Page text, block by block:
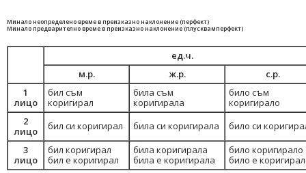
Минало неопределено време в преизказно наклонение (перфект)
Минало предварително време в преизказно наклонение (плусквамперфект)
ед.ч.
м.р.
ж.р.
с.р.
1
лицо
бил съм
коригирал
била съм
коригирала
било съм
коригирало
2
лицо
бил си коригирал била си коригирала
било си
3
лицо
бил коригирал
бил е коригирал
била коригирала
била е коригирала
било коригирало
било е